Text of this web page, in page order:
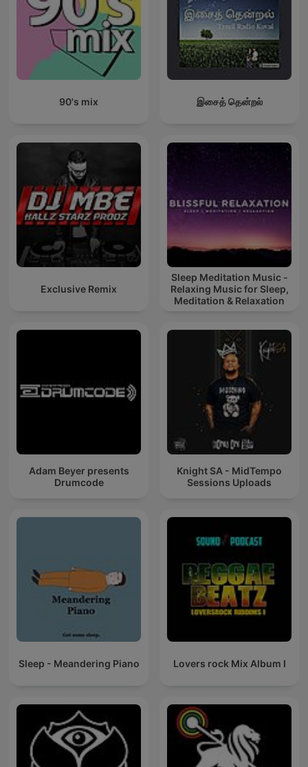
90's mix இசைத் தென்றல்
Exclusive Remix
Sleep Meditation Music -
Relaxing Music for Sleep,
Meditation & Relaxation
Adam Beyer presents
Drumcode
Knight SA - MidTempo
Sessions Uploads
Sleep - Meandering Piano Lovers rock Mix Album I